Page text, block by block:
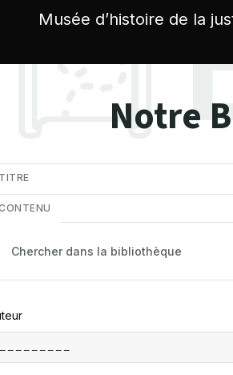
Musée d’histoire de la
Notre
TITRE
cookies